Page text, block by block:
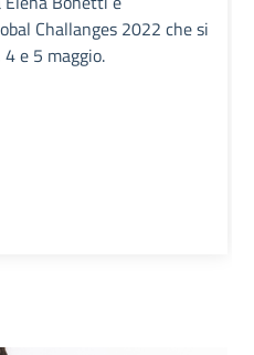
Challanges 2022 che si
e 5 maggio.